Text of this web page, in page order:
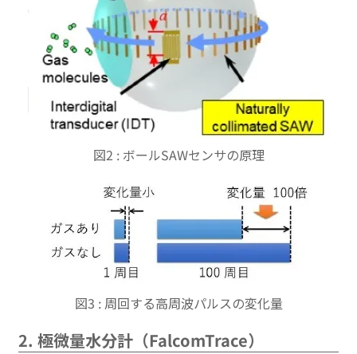
図2 : ボールSAWセンサの原理
図3 : 周回する高周波パルスの変化量
2. 極微量水分計（FalcomTrace）